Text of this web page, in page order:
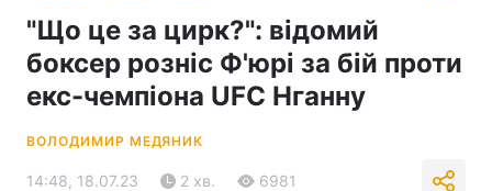
"Що це за цирк?": відомий
боксер розніс Ф'юрі за бій проти
екс-чемпіона UFC Нганну
ВОЛОДИМИР МЕДЯНИК
14:48, 18.07.23 2 хв. 6981